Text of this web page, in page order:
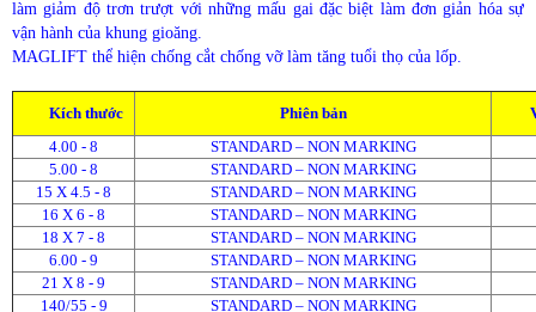
làm giảm độ trơn trượt với những mấu gai đặc biệt làm đơn giản hóa sự
vận hành của khung gioăng.
MAGLIFT thể hiện chống cắt chống vỡ làm tăng tuổi thọ của lốp.
Kích thước Phiên bản
4.00 - 8
STANDARD – NON MARKING
5.00 - 8
STANDARD – NON MARKING
15 X 4.5 - 8
STANDARD – NON MARKING
16 X 6 - 8
STANDARD – NON MARKING
18 X 7 - 8
STANDARD – NON MARKING
6.00 - 9
STANDARD – NON MARKING
21 X 8 - 9
STANDARD – NON MARKING
140/55 - 9
STANDARD – NON MARKING